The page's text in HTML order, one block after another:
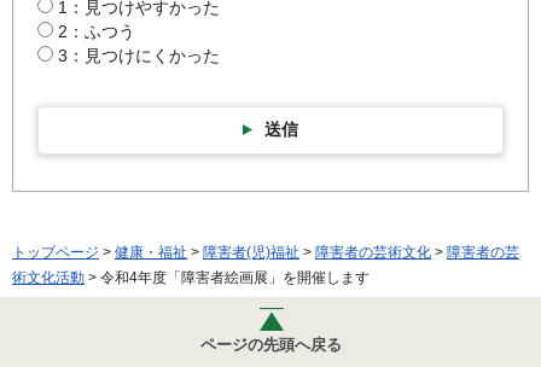
1：見つけやすかった
2：ふつう
3：見つけにくかった
送信
トップページ > 健康・福祉 > 障害者(児)福祉 > 障害者の芸術文化 > 障害者の芸
術文化活動 > 令和4年度「障害者絵画展」を開催します
ページの先頭へ戻る